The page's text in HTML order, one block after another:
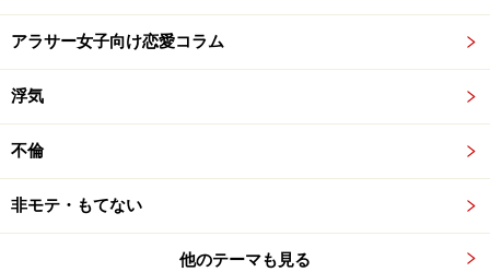
アラサー女子向け恋愛コラム
浮気
不倫
非モテ・もてない
他のテーマも見る